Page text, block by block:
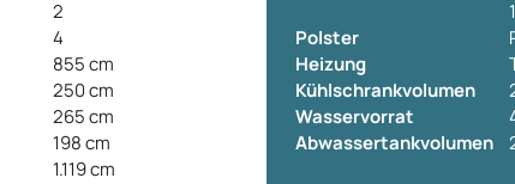
2
4
855 cm
250 cm
265 cm
198 cm
1.119 cm
Polster
Heizung
Kühlschrankvolumen
Wasservorrat
Abwassertankvolumen